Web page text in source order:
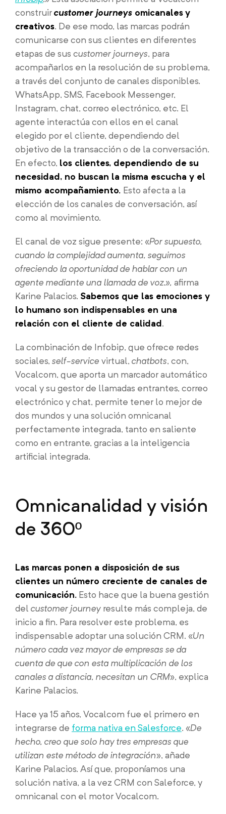
construircustomer journeys omicanalesy
creativos. De ese modo, las marcas podrán
comunicarse con sus clientes en diferentes
etapas de sus customer journeys, para
acompañarlos en la resolución de su problema,
a través del conjunto de canales disponibles.
WhatsApp, SMS, Facebook Messenger,
Instagram, chat, correo electrónico, etc. El
agente interactúa con ellos en el canal
elegido por el cliente, dependiendo del
objetivo de la transacción o de la conversación.
En efecto, los clientes, dependiendo de su
necesidad, no buscan la misma escucha y el
mismo acompañamiento. Esto afecta a la
elección de los canales de conversación, así
como al movimiento.
El canal de voz sigue presente: «Por supuesto,
cuando la complejidad aumenta, seguimos
ofreciendo la oportunidad de hablar con un
agente mediante una llamada de voz.», afirma
Karine Palacios. Sabemos que las emociones y
lo humano son indispensables en una
relación con el cliente de calidad.
La combinación de Infobip, que ofrece redes
sociales, self-service virtual, chatbots, con,
Vocalcom, que aporta un marcador automático
vocal y su gestor de llamadas entrantes, correo
electrónico y chat, permite tener lo mejor de
dos mundos y una solución omnicanal
perfectamente integrada, tanto en saliente
como en entrante, gracias a la inteligencia
artificial integrada.
Omnicanalidad y visión
de 360º
Las marcas ponen a disposición de sus
clientes un número creciente de canales de
comunicación. Esto hace que la buena gestión
del customer journey resulte más compleja, de
inicio a fin. Para resolver este problema, es
indispensable adoptar una solución CRM. «Un
número cada vez mayor de empresas se da
cuenta de que con esta multiplicación de los
canales a distancia, necesitan un CRM», explica
Karine Palacios.
Hace ya 15 años, Vocalcom fue el primero en
integrarse de forma nativa en Salesforce. «De
hecho, creo que solo hay tres empresas que
utilizan este método de integración», añade
Karine Palacios. Así que, proponíamos una
solución nativa, a la vez CRM con Saleforce, y
omnicanal con el motor Vocalcom.